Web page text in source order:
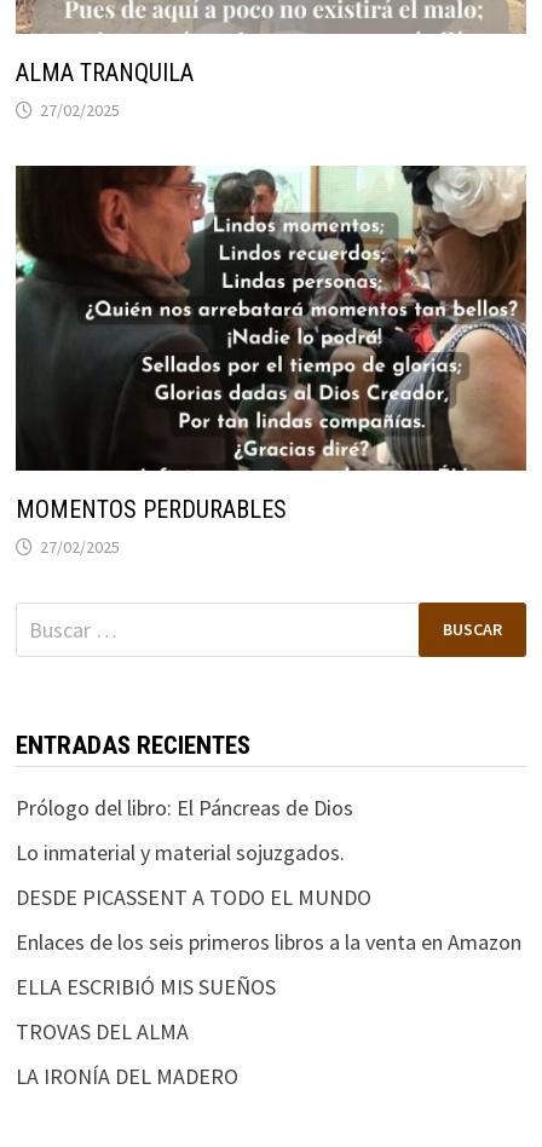
ALMA TRANQUILA
27/02/2025
MOMENTOS PERDURABLES
27/02/2025
Buscar:
ENTRADAS RECIENTES
Prólogo del libro: El Páncreas de Dios
Lo inmaterial y material sojuzgados.
DESDE PICASSENT A TODO EL MUNDO
Enlaces de los seis primeros libros a la venta en Amazon
ELLA ESCRIBIÓ MIS SUEÑOS
TROVAS DEL ALMA
LA IRONÍA DEL MADERO